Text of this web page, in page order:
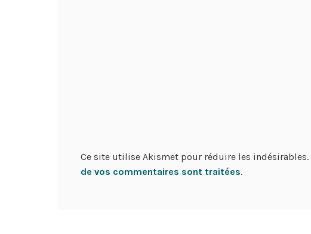
Ce site utilise Akismet pour réduire les indésirables.
de vos commentaires sont traitées.